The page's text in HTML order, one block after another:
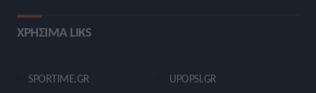
ΧΡΗΣΙΜΑ LIKS
SPORTIME.GR
UPOPSI.GR